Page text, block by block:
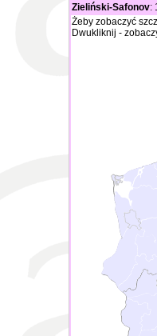
Zieliński-Safonov:
Żeby zobaczyć
Dwukliknij -